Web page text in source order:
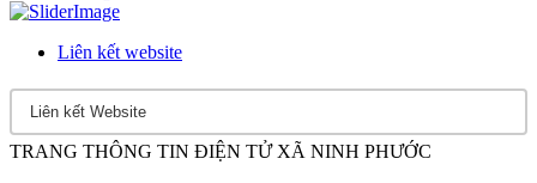
Liên kết website
TRANG THÔNG TIN ĐIỆN TỬ XÃ NINH PHƯỚC